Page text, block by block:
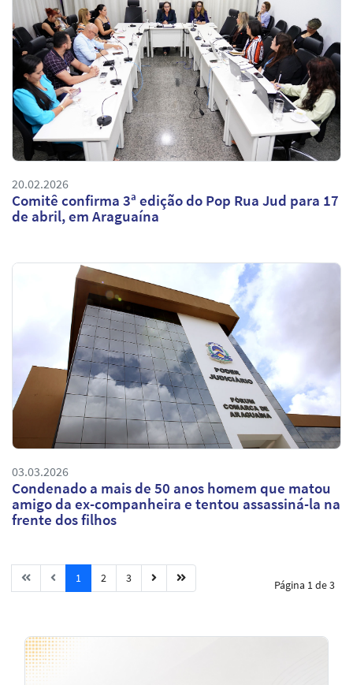
20.02.2026
Comitê confirma 3ª edição do Pop Rua Jud para 17
de abril, em Araguaína
03.03.2026
Condenado a mais de 50 anos homem que matou
amigo da ex-companheira e tentou assassiná-la na
frente dos filhos
Página 1 de 3
1 2 3
Notícias
em